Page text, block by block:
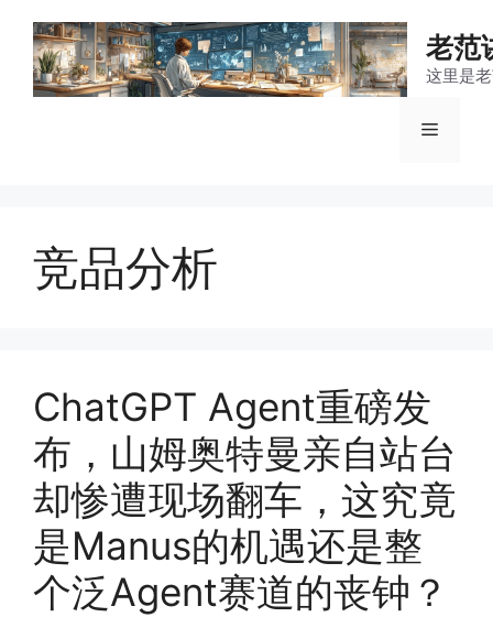
老范
这里是
菜
竞品分析
ChatGPT Agent重磅发
布，山姆奥特曼亲自站台
却惨遭现场翻车，这究竟
是Manus的机遇还是整
个泛Agent赛道的丧钟？